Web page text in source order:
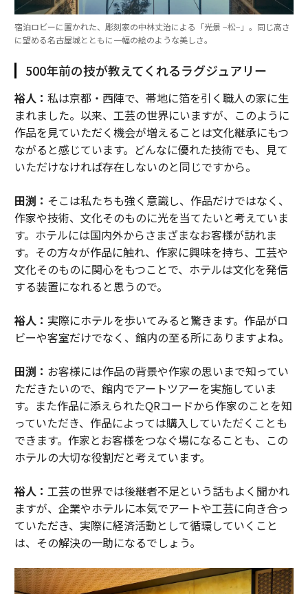
宿泊ロビーに置かれた、彫刻家の中林丈治による「光景 −松−」。同じ高さ
に望める名古屋城とともに一幅の絵のような美しさ。
500年前の技が教えてくれるラグジュアリー
裕人： 私は京都・西陣で、帯地に箔を引く職人の家に生
まれました。以来、工芸の世界にいますが、このように
作品を見ていただく機会が増えることは文化継承にもつ
ながると感じています。どんなに優れた技術でも、見て
いただけなければ存在しないのと同じですから。
田渕： そこは私たちも強く意識し、作品だけではなく、
作家や技術、文化そのものに光を当てたいと考えていま
す。ホテルには国内外からさまざまなお客様が訪れま
す。その方々が作品に触れ、作家に興味を持ち、工芸や
文化そのものに関心をもつことで、ホテルは文化を発信
する装置になれると思うので。
裕人： 実際にホテルを歩いてみると驚きます。作品がロ
ビーや客室だけでなく、館内の至る所にありますよね。
田渕： お客様には作品の背景や作家の思いまで知ってい
ただきたいので、館内でアートツアーを実施していま
す。また作品に添えられたQRコードから作家のことを知
っていただき、作品によっては購入していただくことも
できます。作家とお客様をつなぐ場になることも、この
ホテルの大切な役割だと考えています。
裕人： 工芸の世界では後継者不足という話もよく聞かれ
ますが、企業やホテルに本気でアートや工芸に向き合っ
ていただき、実際に経済活動として循環していくこと
は、その解決の一助になるでしょう。